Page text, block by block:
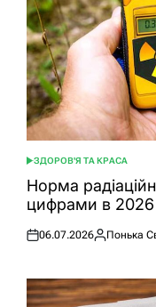
ОПУБЛІКУВАТИ
У
ЗДОРОВ'Я ТА КРАСА
Норма
цифрами в 2026
Оприлюднено
06.07.2026 Понька